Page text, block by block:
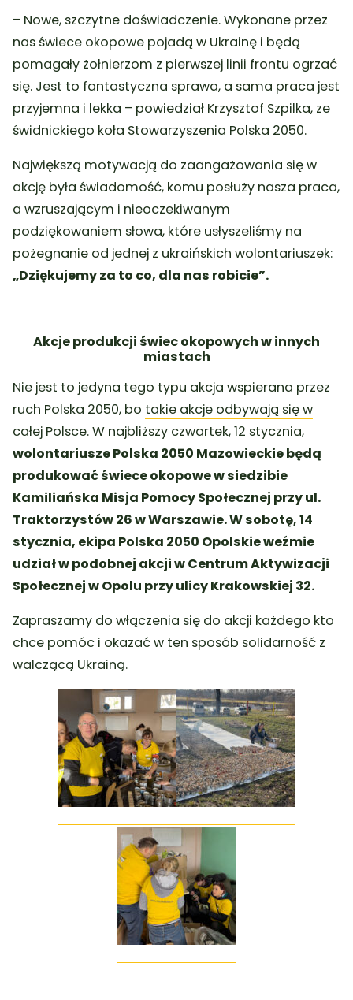
– Nowe, szczytne doświadczenie. Wykonane przez
nas świece okopowe pojadą w Ukrainę i będą
pomagały żołnierzom z pierwszej linii frontu ogrzać
się. Jest to fantastyczna sprawa, a sama praca jest
przyjemna i lekka – powiedział Krzysztof Szpilka, ze
świdnickiego koła Stowarzyszenia Polska 2050.
Największą motywacją do zaangażowania się w
akcję była świadomość, komu posłuży nasza praca,
a wzruszającym i nieoczekiwanym
podziękowaniem słowa, które usłyszeliśmy na
pożegnanie od jednej z ukraińskich wolontariuszek:
„Dziękujemy za to co, dla nas robicie”.
Akcje produkcji świec okopowych w innych
miastach
Nie jest to jedyna tego typu akcja wspierana przez
ruch Polska 2050, bo takie akcje odbywają się w
całej Polsce. W najbliższy czwartek, 12 stycznia,
wolontariuszePolska 2050 Mazowieckie będą
produkować świece okopowew siedzibie
Kamiliańska Misja Pomocy Społecznej przy ul.
Traktorzystów 26 w Warszawie. W sobotę, 14
stycznia, ekipa Polska 2050 Opolskie weźmie
udział w podobnej akcji w Centrum Aktywizacji
Społecznej w Opolu przy ulicy Krakowskiej 32.
Zapraszamy do włączenia się do akcji każdego kto
chce pomóc i okazać w ten sposób solidarność z
walczącą Ukrainą.